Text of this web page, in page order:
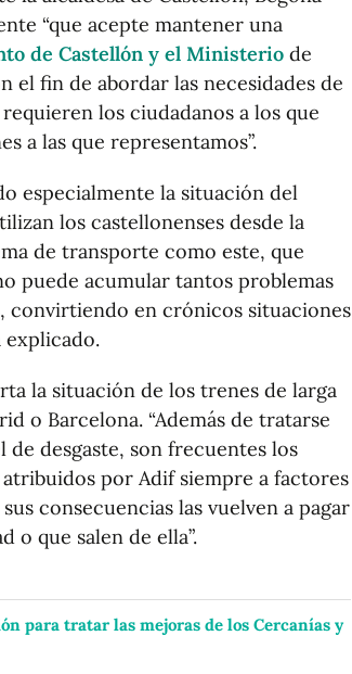
“que acepte mantener una
de Castellón y el Ministerio de
el fin de abordar las necesidades de
los ciudadanos a los que
a las que representamos”.
especialmente la situación del
los castellonenses desde la
de transporte como este, que
puede acumular tantos problemas
convirtiendo en crónicos situaciones
explicado.
la situación de los trenes de larga
o Barcelona. “Además de tratarse
desgaste, son frecuentes los
por Adif siempre a factores
consecuencias las vuelven a pagar
o que salen de ella”.
para tratar las mejoras de los Cercanías y